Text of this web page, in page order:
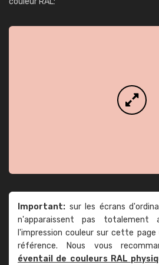
Important: sur les écrans
n'apparaissent pas totalement
l'impression couleur sur cette
référence. Nous vous
éventail de couleurs RAL